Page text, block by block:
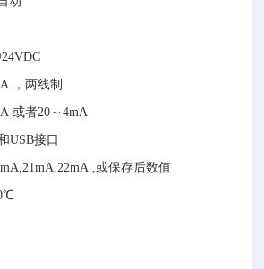
，两线制
或者20～4mA
USB接口
,或保存后数值